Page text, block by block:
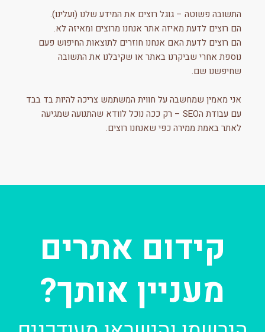
התשובה פשוטה – גוגל רוצים את המידע שלנו (ועלינו).
הם רוצים לדעת מאיזה אתר אנחנו מרוצים ומאיזה לא.
הם רוצים לדעת האם אנחנו חוזרים לתוצאות החיפוש פעם
נוספת אחרי שביקרנו באתר או שקיבלנו את התשובה
שחיפשנו שם.
אני מאמין שמחשבה על חווית המשתמש צריכה להיות בד בבד
עם עבודת הSEO – רק ככה נוכל לוודא שהתנועה שמגיעה
לאתר באמת ממירה כפי שאנחנו רוצים.
קידום אתרים
מעניין אותך?